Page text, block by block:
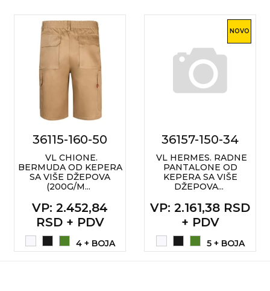
36115-160-50
VL CHIONE.
BERMUDA OD KEPERA
SA VIŠE DŽEPOVA
(200G/M...
VP: 2.452,84
RSD + PDV
4 + BOJA
NOVO
36157-150-34
VL HERMES. RADNE
PANTALONE OD
KEPERA SA VIŠE
DŽEPOVA...
VP: 2.161,38 RSD
+ PDV
5 + BOJA